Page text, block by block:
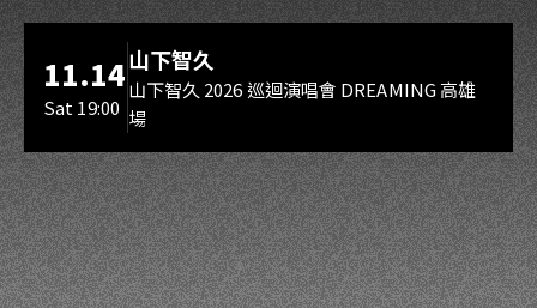
11.14
Sat 19:00
山下智久
山下智久 2026 巡迴演唱會 DREAMING 高雄
場